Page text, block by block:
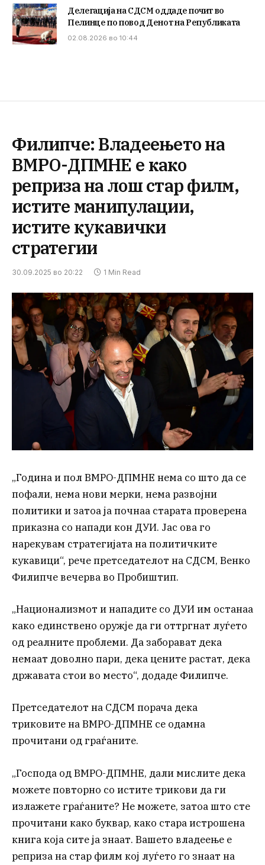
Делегација на СДСМ оддаде почит во
Пелинце по повод Денот на Републиката
02.08.2026 во 10:44
Филипче: Владеењето на
ВМРО-ДПМНЕ е како
реприза на лош стар филм,
истите манипулации,
истите кукавички
стратегии
30.09.2025 во 20:22 1 Min Read
„Година и пол ВМРО-ДПМНЕ нема со што да се
пофали, нема нови мерки, нема развојни
политики и затоа ја почнаа старата проверена
приказна со напади кон ДУИ. Јас ова го
нарекувам стратегијата на политичките
кукавици“, рече претседателот на СДСМ, Венко
Филипче вечерва во Пробиштип.
„Национализмот и нападите со ДУИ им останаа
како единствено оружје да ги оттргнат луѓето
од реалните проблеми. Да заборават дека
немаат доволно пари, дека цените растат, дека
државата стои во место“, додаде Филипче.
Претседателот на СДСМ порача дека
триковите на ВМРО-ДПМНЕ се одамна
прочитани од граѓаните.
„Господа од ВМРО-ДПМНЕ, дали мислите дека
можете повторно со истите трикови да ги
излажете граѓаните? Не можете, затоа што сте
прочитани како буквар, како стара истрошена
книга која сите ја знаат. Вашето владеење е
реприза на стар филм кој луѓето го знаат на